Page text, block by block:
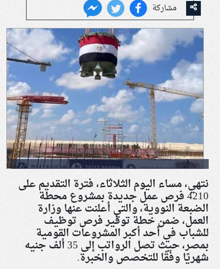
مشاركة
نتهي، مساء اليوم الثلاثاء، فترة التقديم على
4210 فرص عمل جديدة بمشروع محطة
الضبعة النووية، والتي أعلنت عنها وزارة
العمل، ضمن خطة توفير فرص توظيف
للشباب في أحد أكبر المشروعات القومية
بمصر، حيث تصل الرواتب إلى 35 ألف جنيه
شهريًا وفقًا للتخصص والخبرة.